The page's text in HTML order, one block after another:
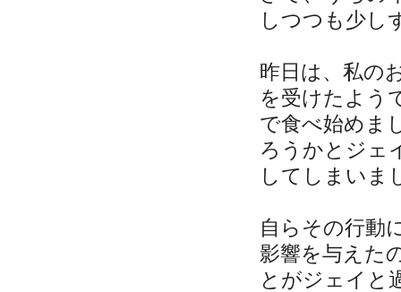
しつつも少し
昨日は、私の
を受けたよう
で食べ始めま
ろうかとジェ
してしまいま
自らその行動
影響を与えた
とがジェイと